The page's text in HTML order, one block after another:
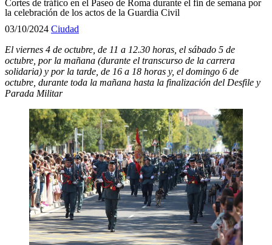
Cortes de tráfico en el Paseo de Roma durante el fin de semana por
la celebración de los actos de la Guardia Civil
03/10/2024 Ciudad
El viernes 4 de octubre, de 11 a 12.30 horas, el sábado 5 de
octubre, por la mañana (durante el transcurso de la carrera
solidaria) y por la tarde, de 16 a 18 horas y, el domingo 6 de
octubre, durante toda la mañana hasta la finalización del Desfile y
Parada Militar